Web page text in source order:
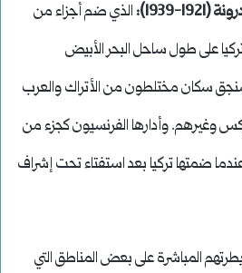
1939):
الذي ضم أجزاء من
على طول ساحل البحر الأبيض
سكان مختلطون من الأتراك والعرب
وغيرهم. وأدارها الفرنسيون كجزء من
حتى عام 1939، عندما ضمتها تركيا بعد استفتاء تحت إشراف
المباشرة على بعض المناطق التي